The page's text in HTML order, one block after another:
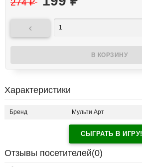
274₽

Характеристики
Бренд Мульти Арт
СЫГРАТЬ В ИГРУ!
Отзывы посетителей(0)